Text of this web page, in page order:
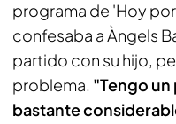
programa de 'Hoy
confesaba a Àngels
partido con su hijo,
problema. "Tengo
bastante